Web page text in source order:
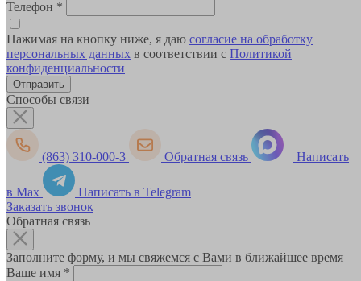
Телефон *
Нажимая на кнопку ниже, я даю согласие на обработку
персональных данных в соответствии с Политикой
конфиденциальности
Способы связи
(863) 310-000-3 Обратная связь Написать
в Max
Написать в Telegram
Заказать звонок
Обратная связь
Заполните форму, и мы свяжемся с Вами в ближайшее время
Ваше имя *